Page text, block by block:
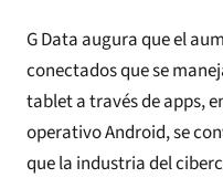
G Data augura que el
conectados que se
tablet a través de apps,
operativo Android, se
que la industria del